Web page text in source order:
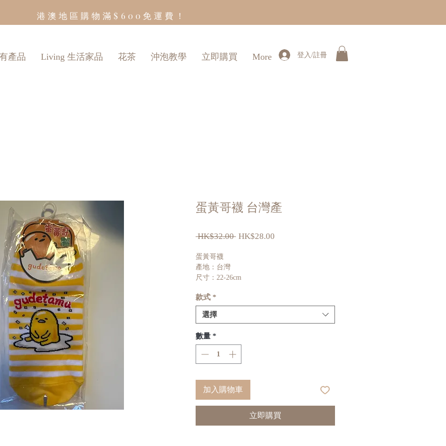
港澳地區購物滿$600免運費！
產品 Living 生活家品 花茶 沖泡教學 立即購買 More 登入/註冊
蛋黃哥襪 台灣產
HK$32.00 一
HK$28.00
蛋黃哥襪
產地：台灣
尺寸：22-26cm
款式 *
選擇
數量 *
加入購物車
立即購買